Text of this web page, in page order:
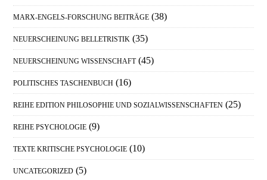
MARX-ENGELS-FORSCHUNG BEITRÄGE (38)
NEUERSCHEINUNG BELLETRISTIK (35)
NEUERSCHEINUNG WISSENSCHAFT (45)
POLITISCHES TASCHENBUCH (16)
REIHE EDITION PHILOSOPHIE UND SOZIALWISSENSCHAFTEN (25)
REIHE PSYCHOLOGIE (9)
TEXTE KRITISCHE PSYCHOLOGIE (10)
UNCATEGORIZED (5)